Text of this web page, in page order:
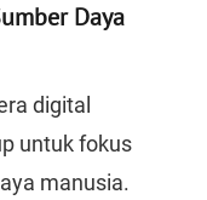
Daya
digital
untuk fokus
manusia.